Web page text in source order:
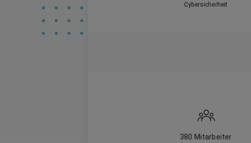
Cybersicherheit
380 Mitarbeiter